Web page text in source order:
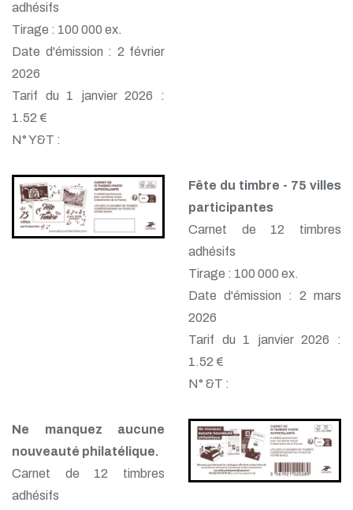
adhésifs
Tirage : 100 000 ex.
Date d'émission : 2 février
2026
Tarif du 1 janvier 2026 :
1.52 €
N° Y&T :
Fête du timbre - 75 villes
participantes
Carnet de 12 timbres
adhésifs
Tirage : 100 000 ex.
Date d'émission : 2 mars
2026
Tarif du 1 janvier 2026 :
1.52 €
N° &T :
Ne manquez aucune
nouveauté philatélique.
Carnet de 12 timbres
adhésifs